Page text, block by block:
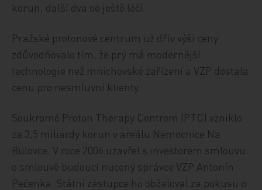
korun, další dva se ještě léčí.
Pražské protonové centrum už dřív výši ceny
zdůvodňovalo tím, že prý má modernější
technologie než mnichovské zařízení a VZP dostala
cenu pro nesmluvní klienty.
Soukromé Proton Therapy Centrem (PTC) vzniklo
za 3,5 miliardy korun v areálu Nemocnice Na
Bulovce. V roce 2006 uzavřel s investorem smlouvu
o smlouvě budoucí nucený správce VZP Antonín
Pečenka. Státní zástupce ho obžaloval za pokusu o